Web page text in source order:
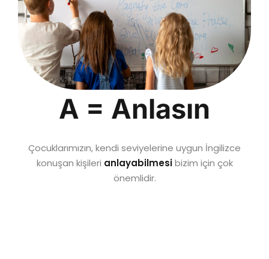
A = Anlasın
Çocuklarımızın, kendi seviyelerine uygun İngilizce
konuşan kişileri anlayabilmesibizim için çok
önemlidir.